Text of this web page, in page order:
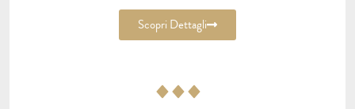
Scopri Dettagli